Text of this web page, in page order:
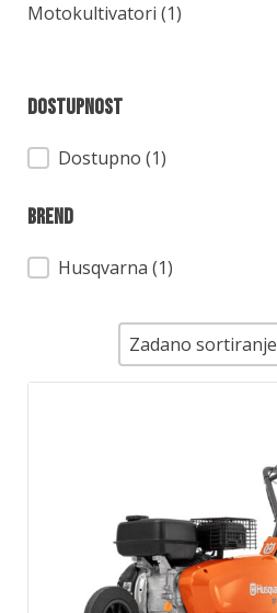
Motokultivatori (1)
Dostupnost
Dostupnost
Dostupno (1)
Brend
BrendHusqvarna (1)
Sortiranje
Zadano sortiranje
Sortiranje